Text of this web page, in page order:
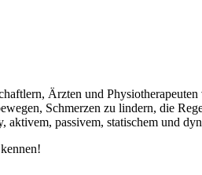
Ärzten und
Schmerzen zu lindern, die
passivem, statischem und